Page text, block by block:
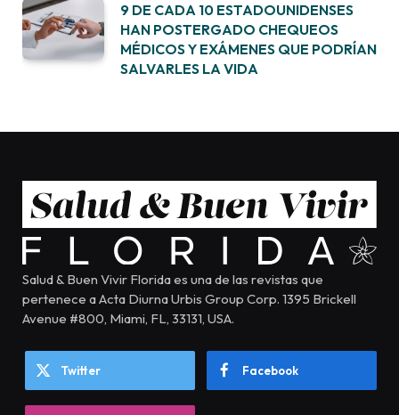
9 DE CADA 10 ESTADOUNIDENSES
HAN POSTERGADO CHEQUEOS
MÉDICOS Y EXÁMENES QUE PODRÍAN
SALVARLES LA VIDA
Salud & Buen Vivir Florida es una de las revistas que
pertenece a Acta Diurna Urbis Group Corp. 1395 Brickell
Avenue #800, Miami, FL, 33131, USA.
Twitter Facebook